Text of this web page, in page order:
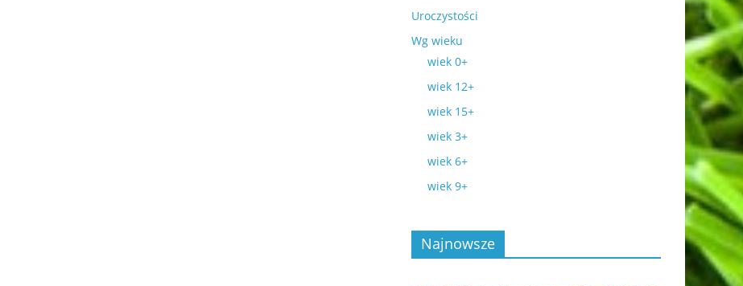
Uroczystości
Wg wieku
wiek 0+
wiek 12+
wiek 15+
wiek 3+
wiek 6+
wiek 9+
Najnowsze